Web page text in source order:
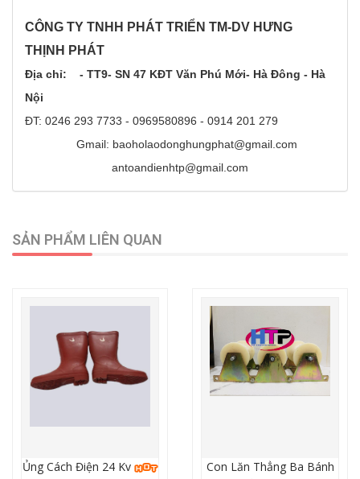
CÔNG TY TNHH PHÁT TRIỂN TM-DV HƯNG
THỊNH PHÁT
Địa chỉ: - TT9- SN 47 KĐT Văn Phú Mới- Hà Đông - Hà
Nội
ĐT: 0246 293 7733 - 0969580896 - 0914 201 279
Gmail: baoholaodonghungphat@gmail.com
antoandienhtp@gmail.com
SẢN PHẨM LIÊN QUAN
Ủng Cách Điện 24 Kv
Con Lăn Thẳng Ba Bánh